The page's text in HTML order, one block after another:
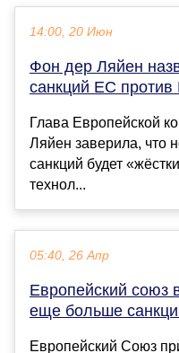
14:00, 20 Июн
Фон дер Ляйен
санкций ЕС против
Глава Европейской
Ляйен заверила, что
санкций будет
технол...
05:40, 26 Апр
Европейский союз
еще больше
Европейский Союз